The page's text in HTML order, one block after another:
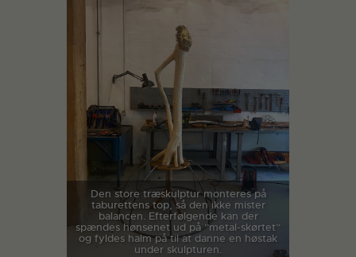
Den store træskulptur monteres på
taburettens top, så den ikke mister
balancen. Efterfølgende kan der
spændes hønsenet ud på ”metal-skørtet”
og fyldes halm på til at danne en høstak
under skulpturen.